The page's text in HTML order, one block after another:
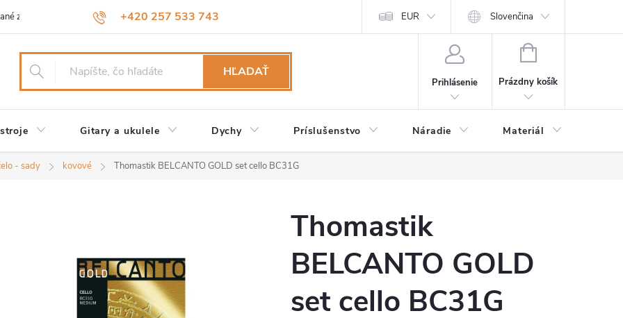
+420 257 533 743
značky Návody a údržba Reklamácia Obchodné podmienky a osobné údaje Odstúpenie od kúpnej zmluvy
EUR Slovenčina
HĽADAŤ
Prihlásenie
NÁKUPNÝ
Prázdny košík
Gitary a ukulele Dychy Príslušenstvo Náradie Materiál
- sady kovové Thomastik BELCANTO GOLD set cello BC31G
Thomastik
BELCANTO GOLD
set cello BC31G